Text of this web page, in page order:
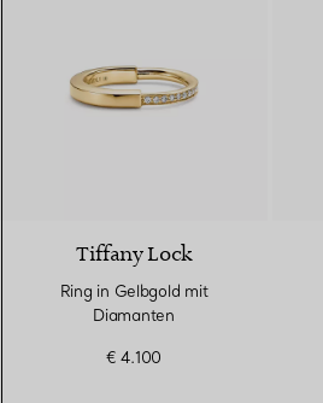
Tiffany Lock
Ring in Gelbgold mit
Diamanten
€ 4.100